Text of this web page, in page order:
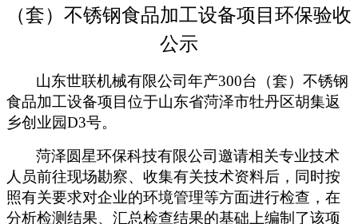
（套）不锈钢食品加工设备项 目 环保验收
公示
山东世联机械有限公司年产300台（套）不锈钢
食品加工设备项目位于山东省菏泽市牡丹区胡集返
乡创业园D3号。
菏泽圆星环保科技有限公司邀请相关专业技术
人员前往现场勘察、收集有关技术资料后，同时按
照有关要求对企业的环境管理等方面进行检查，在
分析检测结果、汇总检查结果的基础上编制了该项